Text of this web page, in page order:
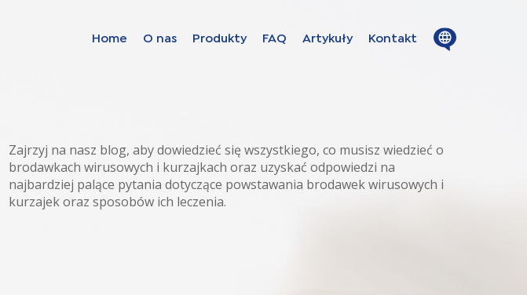
Home O nas Produkty FAQ Artykuły Kontakt
Open
Zajrzyj na nasz blog, aby dowiedzieć się wszystkiego, co musisz wiedzieć o
brodawkach wirusowych i kurzajkach oraz uzyskać odpowiedzi na
najbardziej palące pytania dotyczące powstawania brodawek wirusowych i
kurzajek oraz sposobów ich leczenia.
menu
Choose your language